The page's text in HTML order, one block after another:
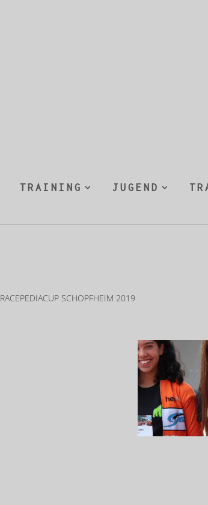
TRAINING JUGEND
RACEPEDIACUP SCHOPFHEIM 2019